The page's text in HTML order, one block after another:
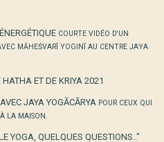
COURTE VIDÉO D'UN
MĀHEŚVARĪ YOGINĪ AU CENTRE JAYA
ET DE KRIYA 2021
JAYA YOGĀCĀRYA POUR CEUX QUI
LA MAISON.
YOGA, QUELQUES QUESTIONS.."